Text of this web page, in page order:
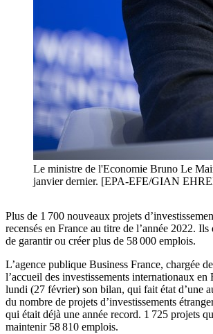
Le ministre de l'Economie Bruno Le
janvier dernier. [EPA-EFE/GIAN
Plus de 1 700 nouveaux projets
recensés en France au titre de l’année 2022.
de garantir ou créer plus de 58 000 emplois.
L’agence publique Business France, chargée
l’accueil des investissements internationaux en
lundi (27 février) son bilan, qui fait état d’une
du nombre de projets d’investissements
qui était déjà une année record. 1 725 projets
maintenir 58 810 emplois.